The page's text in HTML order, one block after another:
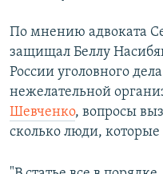
По мнению адвоката
защищал Беллу
России уголовного
нежелательной
Шевченко, вопросы
сколько люди,